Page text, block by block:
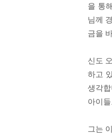
을 통
님께
금을
신도
하고
생각
아이
그는